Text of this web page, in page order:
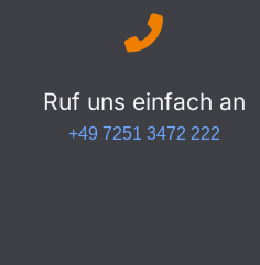
Ruf uns einfach an
+49 7251 3472 222